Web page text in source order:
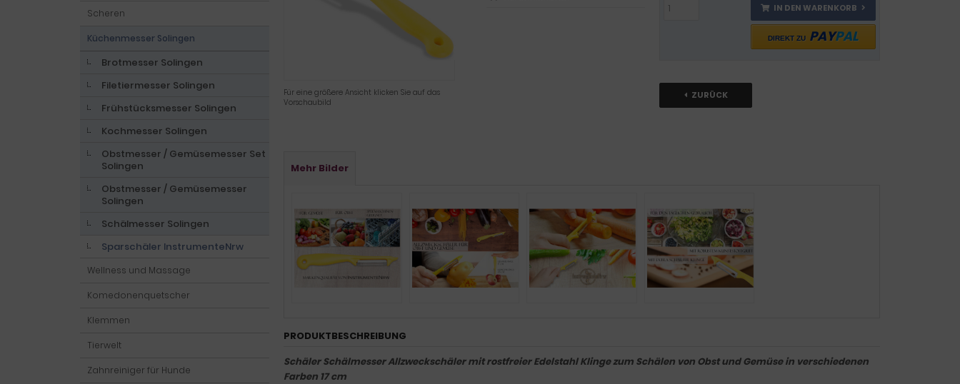
Für eine größere Ansicht klicken Sie auf das
Vorschaubild
IN DEN WARENKORB
DIREKT ZU PAYPAL
ZURÜCK
Mehr Bilder
PRODUKTBESCHREIBUNG
Schäler Schälmesser Allzweckschäler mit rostfreier Edelstahl Klinge zum Schälen von Obst und Gemüse in verschiedenen
Farben 17 cm
Scheren
Küchenmesser Solingen
Brotmesser Solingen
Filetiermesser Solingen
Frühstücksmesser Solingen
Kochmesser Solingen
Obstmesser / Gemüsemesser Set
Solingen
Obstmesser / Gemüsemesser
Solingen
Schälmesser Solingen
Sparschäler InstrumenteNrw
Wellness und Massage
Komedonenquetscher
Klemmen
Tierwelt
Zahnreiniger für Hunde